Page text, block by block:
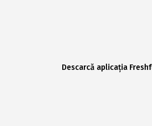
Descarcă aplicația